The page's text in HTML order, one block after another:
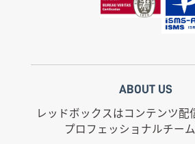
ABOUT US
レッドボックスはコンテンツ配
プロフェッショナルチーム